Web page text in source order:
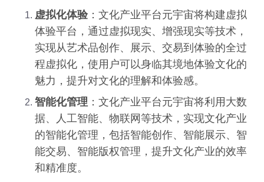
虚拟化体验：文化产业平台元宇宙将构建虚拟
体验平台，通过虚拟现实、增强现实等技术，
实现从艺术品创作、展示、交易到体验的全过
程虚拟化，使用户可以身临其境地体验文化的
魅力，提升对文化的理解和体验感。
智能化管理 ：文化产业平台元宇宙将利用大数
据、人工智能、物联网等技术，实现文化产业
的智能化管理，包括智能创作、智能展示、智
能交易、智能版权管理，提升文化产业的效率
和精准度。